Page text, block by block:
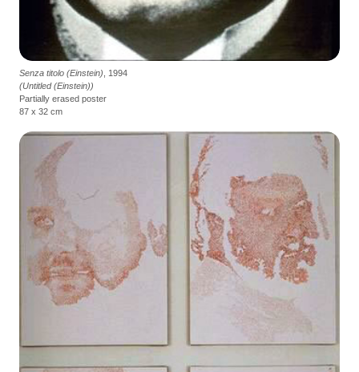
Senza titolo (Einstein) , 1994
(Untitled (Einstein))
Partially erased poster
87 x 32 cm